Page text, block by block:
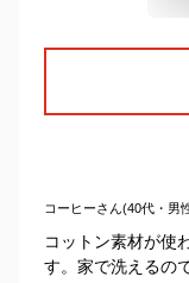
コーヒーさん(40代・男
コットン素材が使
す。家で洗えるの